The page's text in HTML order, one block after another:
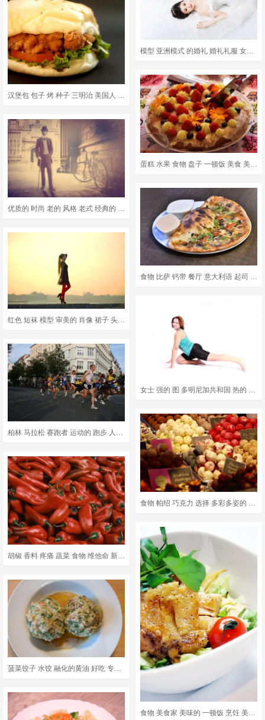
汉堡包 包子 烤 种子 三明治 美国人 一顿饭 白色的 胖的
优质的 时尚 老的 风格 老式 经典的 老式的 装饰风格 优雅的
柏林 马拉松 赛跑者 运动的 跑步 人的 竞争 体育赛事
菠菜饺子 水饺 融化的黄油 好吃 专业 高山菜 面包饺子 一顿饭
模型 亚洲模式 的婚礼 婚礼礼服 女孩 美丽的女孩 性感的 时尚
食物 比萨 钙带 餐厅 意大利语 起司 美味的 新鲜的 烘烤
女士 强的 图 多明尼加共和国 热的 运动的 女孩 体育
食物 美食家 美味的 一顿饭 烹饪 美食 吃 鸡